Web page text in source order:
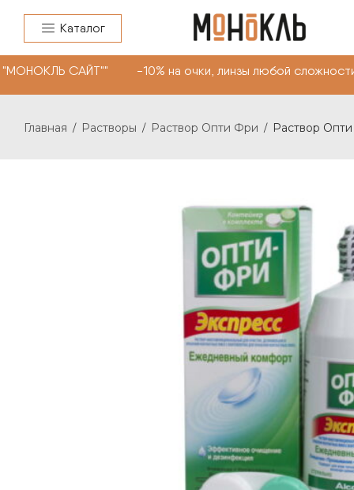
Каталог
САЙТ"" -10% на очки, линзы любой
Главная / Растворы / Раствор Опти Фри / Раствор